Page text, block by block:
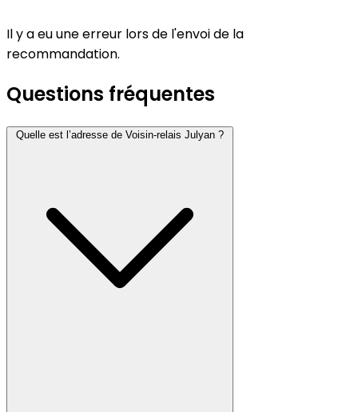
Il y a eu une erreur lors de l'envoi de la
recommandation.
Questions fréquentes
Quelle est l’adresse de Voisin-relais Julyan ?